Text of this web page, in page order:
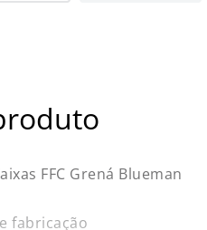
FFC Grená Blueman
fabricação